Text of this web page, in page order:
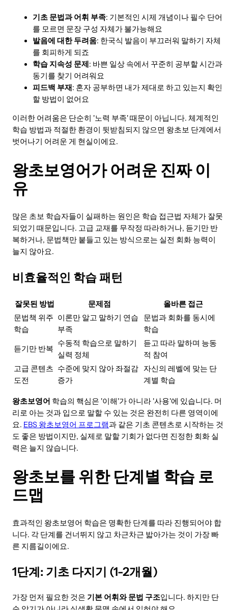
기초 문법과 어휘 부족: 기본적인 시제 개념이나 필수 단어
를 모르면 문장 구성 자체가 불가능해요
발음에 대한 두려움: 한국식 발음이 부끄러워 말하기 자체
를 회피하게 되죠
학습 지속성 문제: 바쁜 일상 속에서 꾸준히 공부할 시간과
동기를 찾기 어려워요
피드백 부재: 혼자 공부하면 내가 제대로 하고 있는지 확인
할 방법이 없어요
이러한 어려움은 단순히 '노력 부족' 때문이 아닙니다. 체계적인
학습 방법과 적절한 환경이 뒷받침되지 않으면 왕초보 단계에서
벗어나기 어려운 게 현실이에요.
왕초보영어가 어려운 진짜 이
유
많은 초보 학습자들이 실패하는 원인은 학습 접근법 자체가 잘못
되었기 때문입니다. 고급 교재를 무작정 따라하거나, 듣기만 반
복하거나, 문법책만 붙들고 있는 방식으로는 실전 회화 능력이
늘지 않아요.
비효율적인 학습 패턴
잘못된 방법 문제점
올바른 접근
문법책 위주
학습
이론만 알고 말하기 연습
부족
문법과 회화를 동시에
학습
듣기만 반복
수동적 학습으로 말하기
실력 정체
듣고 따라 말하며 능동
적 참여
고급 콘텐츠
도전
수준에 맞지 않아 좌절감
증가
자신의 레벨에 맞는 단
계별 학습
왕초보영어 학습의 핵심은 '이해'가 아니라 '사용'에 있습니다. 머
리로 아는 것과 입으로 말할 수 있는 것은 완전히 다른 영역이에
요. EBS 왕초보영어 프로그램과 같은 기초 콘텐츠로 시작하는 것
도 좋은 방법이지만, 실제로 말할 기회가 없다면 진정한 회화 실
력은 늘지 않습니다.
왕초보를 위한 단계별 학습 로
드맵
효과적인 왕초보영어 학습은 명확한 단계를 따라 진행되어야 합
니다. 각 단계를 건너뛰지 않고 차근차근 밟아가는 것이 가장 빠
른 지름길이에요.
1단계: 기초 다지기 (1-2개월)
가장 먼저 필요한 것은 기본 어휘와 문법 구조입니다. 하지만 단